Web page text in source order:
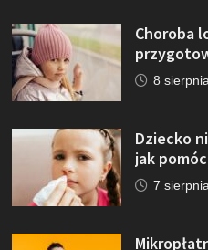
Choroba
8
Dziecko
jak
7